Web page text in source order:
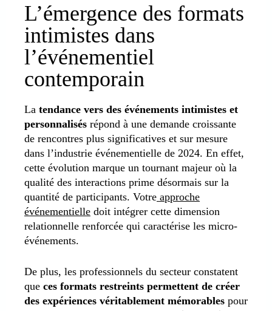
L’émergence des formats
intimistes dans
l’événementiel
contemporain
La tendance vers des événements intimistes et
personnalisés répond à une demande croissante
de rencontres plus significatives et sur mesure
dans l’industrie événementielle de 2024. En effet,
cette évolution marque un tournant majeur où la
qualité des interactions prime désormais sur la
quantité de participants. Votre approche
événementielle doit intégrer cette dimension
relationnelle renforcée qui caractérise les micro-
événements.
De plus, les professionnels du secteur constatent
que ces formats restreints permettent de créer
des expériences véritablement mémorables pour